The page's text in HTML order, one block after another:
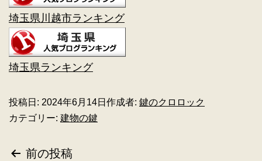
埼玉県川越市ランキング
埼玉県ランキング
投稿日: 2024年6月14日 作成者: 鍵のクロロック
カテゴリー: 建物の鍵
前の投稿